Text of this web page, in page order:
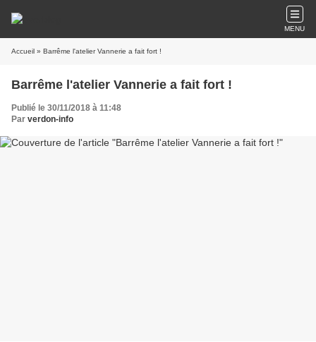
MENU
Accueil » Barrême l'atelier Vannerie a fait fort !
Barrême l'atelier Vannerie a fait fort !
Publié le 30/11/2018 à 11:48
Par verdon-info